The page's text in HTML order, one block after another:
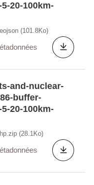
20-100km-
(101.8Ko)
and-nuclear-
buffer-
20-100km-
(28.1Ko)